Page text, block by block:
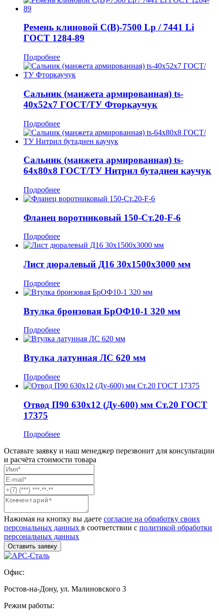
Ремень клиновой С(В)-7500 Lp / 7441 Li
ГОСТ 1284-89
Подробнее
Сальник (манжета армированная) ts-
40x52x7 ГОСТ/ТУ Фторкаучук
Подробнее
Сальник (манжета армированная) ts-
64x80x8 ГОСТ/ТУ Нитрил бутадиен каучук
Подробнее
Фланец воротниковый 150-Ст.20-F-6
Подробнее
Лист дюралевый Д16 30x1500x3000 мм
Подробнее
Втулка бронзовая БрОФ10-1 320 мм
Подробнее
Втулка латунная ЛС 620 мм
Подробнее
Отвод П90 630x12 (Ду-600) мм Ст.20 ГОСТ
17375
Подробнее
Оставьте заявку и наш менеджер перезвонит для консультации
и расчёта стоимости товара
Нажимая на кнопку вы даете согласие на обработку своих
персональных данных в соответствии с политикой обработки
персональных данных
Офис:
Ростов-на-Дону, ул. Малиновского 3
Режим работы: